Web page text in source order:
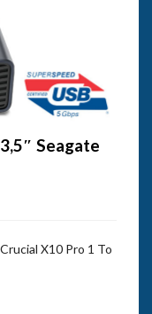
Seagate
X10 Pro 1 To